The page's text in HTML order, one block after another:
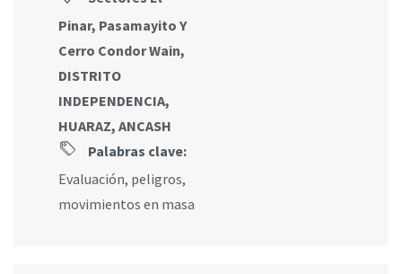
Pinar, Pasamayito Y
Cerro Condor Wain,
DISTRITO
INDEPENDENCIA,
HUARAZ, ANCASH
Palabras clave:
Evaluación, peligros,
movimientos en masa